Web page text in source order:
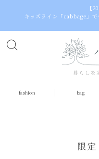
【
キッズライン「cabbage」
MENU
fashion
fashion bag
限